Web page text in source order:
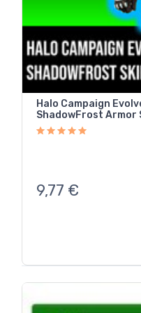
Halo Campaign
ShadowFrost Armor
9,77 €